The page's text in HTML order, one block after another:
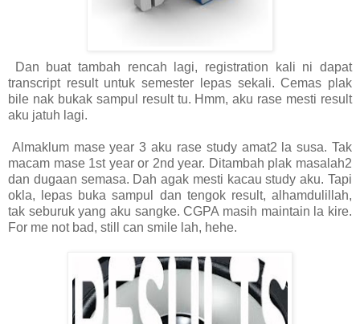
Dan buat tambah rencah lagi, registration kali ni dapat
transcript result untuk semester lepas sekali. Cemas plak
bile nak bukak sampul result tu. Hmm, aku rase mesti result
aku jatuh lagi.
Almaklum mase year 3 aku rase study amat2 la susa. Tak
macam mase 1st year or 2nd year. Ditambah plak masalah2
dan dugaan semasa. Dah agak mesti kacau study aku. Tapi
okla, lepas buka sampul dan tengok result, alhamdulillah,
tak seburuk yang aku sangke. CGPA masih maintain la kire.
For me not bad, still can smile lah, hehe.